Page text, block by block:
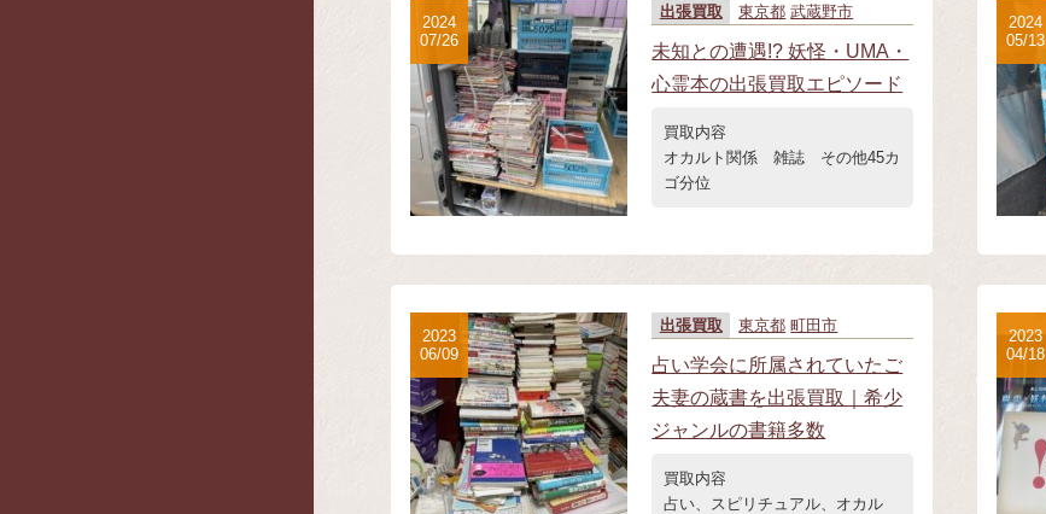
出張買取 東京都 武蔵野市
未知との遭遇!? 妖怪・UMA・
心霊本の出張買取エピソード
買取内容
オカルト関係 雑誌 その他45カ
ゴ分位
2024
07/26
2024
05/13
出張買取 東京都 町田市
占い学会に所属されていたご
夫妻の蔵書を出張買取｜希少
ジャンルの書籍多数
買取内容
占い、スピリチュアル、オカル
2023
06/09
2023
04/18